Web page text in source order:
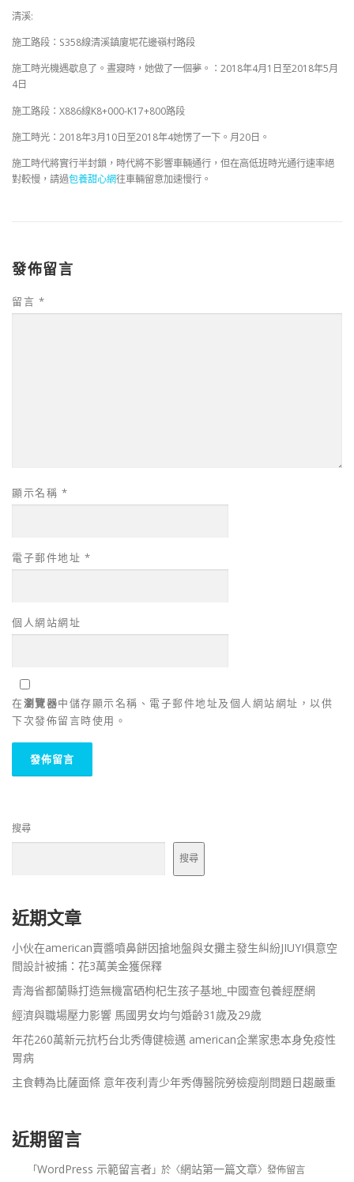
清溪:
施工路段：S358線清溪鎮廈坭花邊嶺村路段
施工時光機遇歇息了。晝寢時，她做了一個夢。：2018年4月1日至2018年5月
4日
施工路段：X886線K8+000-K17+800路段
施工時光：2018年3月10日至2018年4她愣了一下。月20日。
施工時代將實行半封鎖，時代將不影響車輛通行，但在高低班時光通行速率絕
對較慢，請過包養甜心網往車輛留意加速慢行。
發佈留言
留言 *
顯示名稱 *
電子郵件地址 *
個人網站網址
在瀏覽器中儲存顯示名稱、電子郵件地址及個人網站網址，以供
下次發佈留言時使用。
搜尋
搜尋
近期文章
小伙在american賣醬噴鼻餅因搶地盤與女攤主發生糾紛JIUYI俱意空
間設計被捕：花3萬美金獲保釋
青海省都蘭縣打造無機富硒枸杞生孩子基地_中國查包養經歷網
經濟與職場壓力影響 馬國男女均勻婚齡31歲及29歲
年花260萬新元抗朽台北秀傳健檢邁 american企業家患本身免疫性
胃病
主食轉為比薩面條 意年夜利青少年秀傳醫院勞檢瘦削問題日趨嚴重
近期留言
「WordPress 示範留言者」於〈網站第一篇文章〉發佈留言